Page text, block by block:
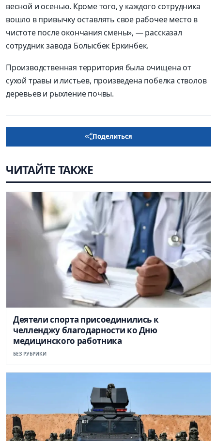
весной и осенью. Кроме того, у каждого сотрудника
вошло в привычку оставлять свое рабочее место в
чистоте после окончания смены», — рассказал
сотрудник завода Болысбек Еркинбек.
Производственная территория была очищена от
сухой травы и листьев, произведена побелка стволов
деревьев и рыхление почвы.
Поделиться
ЧИТАЙТЕ ТАКЖЕ
Деятели спорта присоединились к
челленджу благодарности ко Дню
медицинского работника
БЕЗ РУБРИКИ